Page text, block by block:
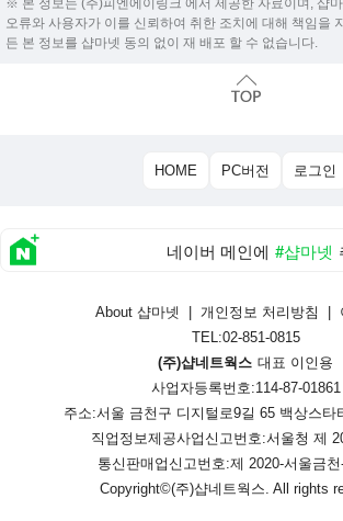
※ 본 정보는 (주)피엔에이링크 에서 제공한 자료이며, 샵
오류와 사용자가 이를 신뢰하여 취한 조치에 대해 책임을
든 본 정보를 샵마넷 동의 없이 재 배포 할 수 없습니다.
HOME PC버전 로그인
네이버 메인에 #샵마넷
About 샵마넷 개인정보 처리방침
TEL:02-851-0815
(주)샵네트웍스 대표 이인용
사업자등록번호:114-87-01861
주소:서울 금천구 디지털로9길 65 백상스타
직업정보제공사업신고번호:서울청 제
통신판매업신고번호:제 2020-서울금
Copyright©(주)샵네트웍스. All rights